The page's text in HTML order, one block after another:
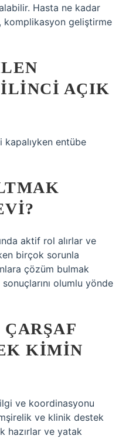
Hasta ne kadar
komplikasyon geliştirme
AÇIK
kapalıyken entübe
aktif rol alırlar ve
birçok sorunla
çözüm bulmak
olumlu yönde
KIMIN
ve koordinasyonu
ve klinik destek
hazırlar ve yatak